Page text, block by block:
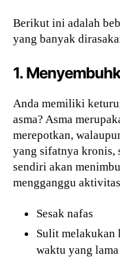
Berikut ini adalah
yang banyak
1.
Anda memiliki
asma? Asma
merepotkan,
yang sifatnya kronis,
sendiri akan
mengganggu
Sesak nafas
Sulit melakukan
waktu yang lama